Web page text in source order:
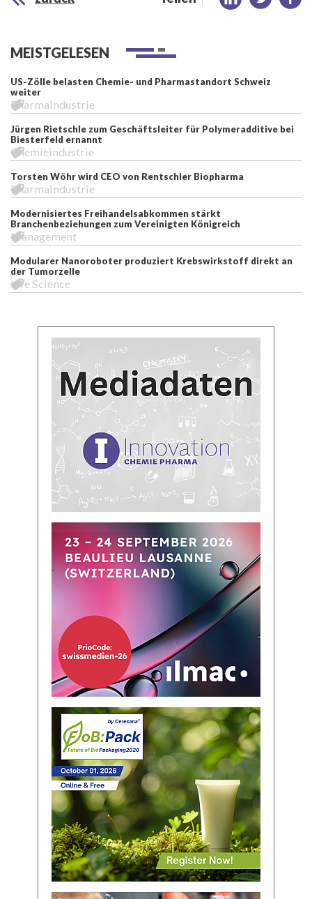
MEISTGELESEN
US-Zölle belasten Chemie- und Pharmastandort Schweiz
weiter
Pharmaindustrie
Jürgen Rietschle zum Geschäftsleiter für Polymeradditive bei
Biesterfeld ernannt
Chemieindustrie
Torsten Wöhr wird CEO von Rentschler Biopharma
Pharmaindustrie
Modernisiertes Freihandelsabkommen stärkt
Branchenbeziehungen zum Vereinigten Königreich
Management
Modularer Nanoroboter produziert Krebswirkstoff direkt an
der Tumorzelle
Life Science